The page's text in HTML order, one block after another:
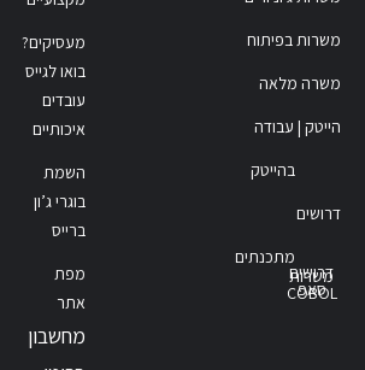
משרות בפיתוח
משרה מלאה
הייטק | עבודה
בהייטק
דרושים
מתכנתים
דרושים
סאפ
משרות
COBOL
מעסיקים?
בואו לגייס
עובדים
איכותיים
השמת
בוגרי ג’ון
ברייס
מפת
אתר
מחשבון